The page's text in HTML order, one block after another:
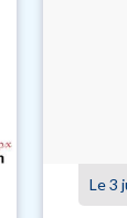
Le 3